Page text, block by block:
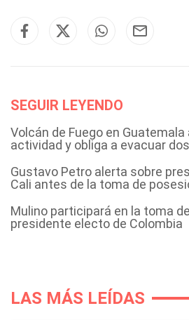
SEGUIR LEYENDO
Volcán de Fuego en
actividad y obliga a evacuar
Gustavo Petro alerta sobre
Cali antes de la toma de
Mulino participará en la toma
presidente electo de Colombia
LAS MÁS LEÍDAS